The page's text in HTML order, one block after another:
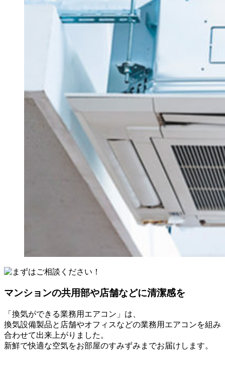
マンションの共用部や店舗などに清潔感を
「換気ができる業務用エアコン」は、
換気設備製品と店舗やオフィスなどの業務用エアコンを組み
合わせて出来上がりました。
新鮮で快適な空気をお部屋のすみずみまでお届けします。